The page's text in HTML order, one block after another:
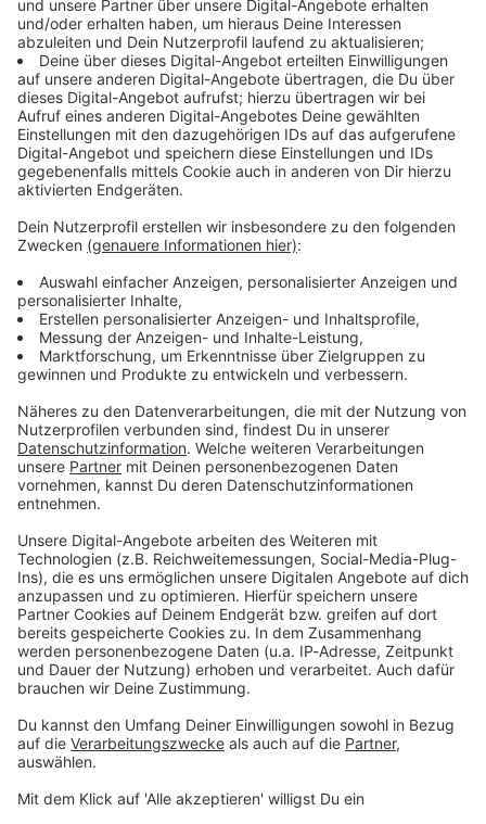
Immer auf dem Laufenden
bleiben!
Verpass' nichts mehr - mit unserem kostenlosen
ANTENNE BAYERN Newsletter. Ob Nachrichten,
Lifestyle oder unsere neuesten Aktionen - wir
informieren dich.
Zum Newsletter anmelden
Du möchtest uns etwas sagen?
Kontaktformular
Sprachnachricht
© dpa-infocom, dpa:260130-930-619073/1
DAS KÖNNTE DICH AUCH INTERESSIEREN